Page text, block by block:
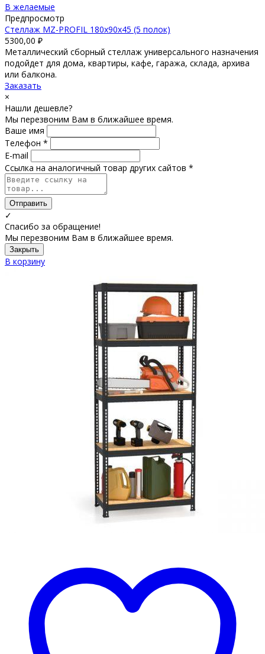
В желаемые
Предпросмотр
Стеллаж MZ-PROFIL 180х90х45 (5 полок)
5300,00 ₽
Металлический сборный стеллаж универсального назначения
подойдет для дома, квартиры, кафе, гаража, склада, архива
или балкона.
Заказать
×
Нашли дешевле?
Мы перезвоним Вам в ближайшее время.
Ваше имя
Телефон *
E-mail
Ссылка на аналогичный товар других сайтов *
Отправить
✓
Спасибо за обращение!
Мы перезвоним Вам в ближайшее время.
Закрыть
В корзину